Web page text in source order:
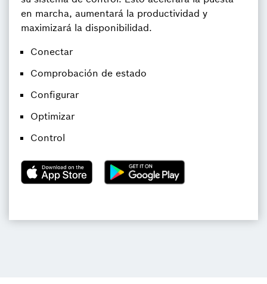
en marcha, aumentará la productividad y
maximizará la disponibilidad.
Conectar
Comprobación de estado
Configurar
Optimizar
Control